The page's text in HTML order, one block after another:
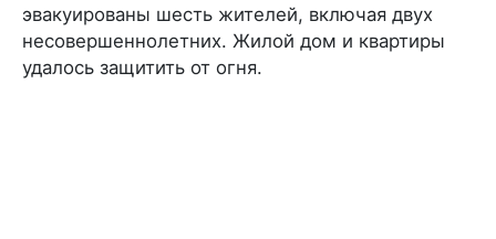
эвакуированы шесть жителей, включая двух
несовершеннолетних. Жилой дом и квартиры
удалось защитить от огня.